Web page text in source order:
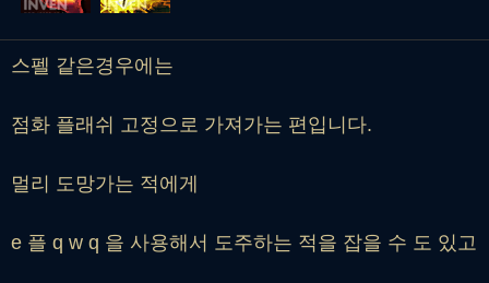
스펠 같은경우에는
점화 플래쉬 고정으로 가져가는 편입니다.
멀리 도망가는 적에게
e 플 q w q 을 사용해서 도주하는 적을 잡을 수 도 있고